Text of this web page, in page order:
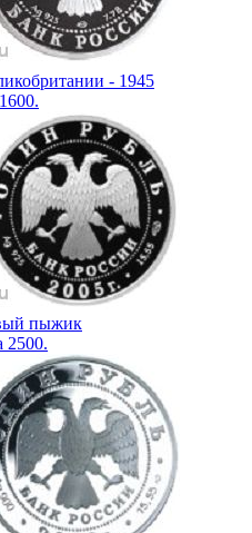
- 1945
пыжик
2500.